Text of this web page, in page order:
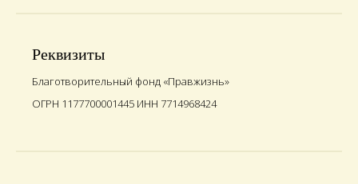
Реквизиты
Благотворительный фонд «Правжизнь»
ОГРН 1177700001445 ИНН 7714968424